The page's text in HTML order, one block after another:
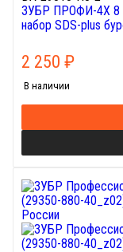
ЗУБР ПРОФИ-4Х 8
набор SDS-plus
2 250 ₽
В наличии